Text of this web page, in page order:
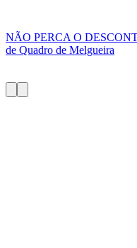
NÃO PERCA O
de Quadro de Melgueira